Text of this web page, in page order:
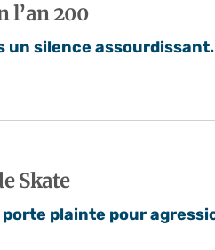
l’an 200
un silence
Skate
plainte pour